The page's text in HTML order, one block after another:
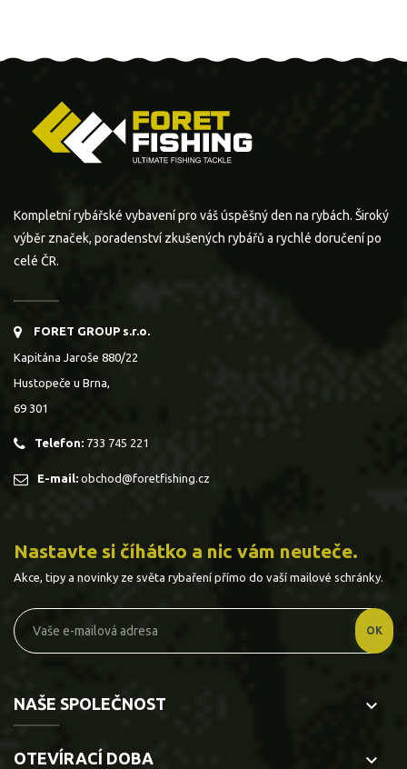
Kompletní rybářské vybavení pro váš úspěšný den na rybách. Široký
výběr značek, poradenství zkušených rybářů a rychlé doručení po
celé ČR.
FORET GROUP s.r.o.
Kapitána Jaroše 880/22
Hustopeče u Brna,
69 301
Telefon: 733 745 221
E-mail: obchod@foretfishing.cz
Nastavte si číhátko a nic vám neuteče.
Akce, tipy a novinky ze světa rybaření přímo do vaší mailové schránky.
NAŠE SPOLEČNOST keyboard_arrow_down
OTEVÍRACÍ DOBA keyboard_arrow_down